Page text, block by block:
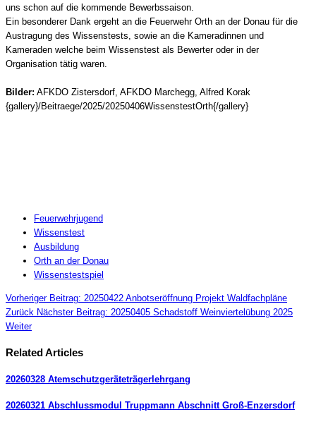
uns schon auf die kommende Bewerbssaison.
Ein besonderer Dank ergeht an die Feuerwehr Orth an der Donau für die
Austragung des Wissenstests, sowie an die Kameradinnen und
Kameraden welche beim Wissenstest als Bewerter oder in der
Organisation tätig waren.
Bilder: AFKDO Zistersdorf, AFKDO Marchegg, Alfred Korak
{gallery}/Beitraege/2025/20250406WissenstestOrth{/gallery}
Feuerwehrjugend
Wissenstest
Ausbildung
Orth an der Donau
Wissenstestspiel
Vorheriger Beitrag: 20250422 Anbotseröffnung Projekt Waldfachpläne
Zurück Nächster Beitrag: 20250405 Schadstoff Weinviertelübung 2025
Weiter
Related Articles
20260328 Atemschutzgeräteträgerlehrgang
20260321 Abschlussmodul Truppmann Abschnitt Groß-Enzersdorf